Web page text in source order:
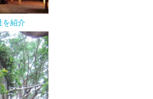
を紹介